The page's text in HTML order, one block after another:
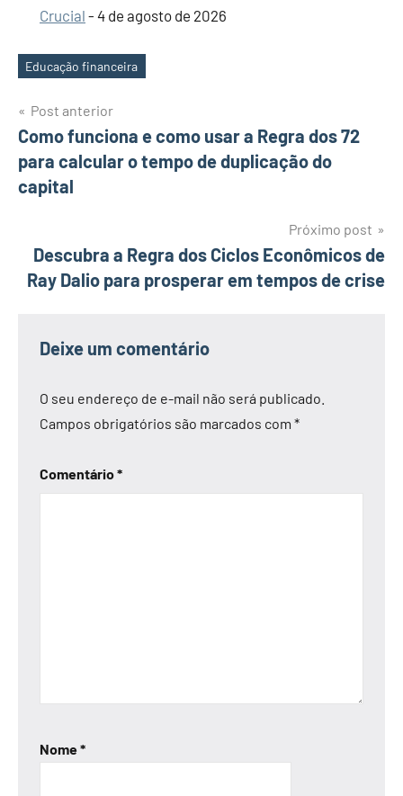
Crucial - 4 de agosto de 2026
Tags
Educação financeira
Navegação
de
Post
Post anterior
Como funciona e como usar a Regra dos 72
para calcular o tempo de duplicação do
capital
Próximo post
Descubra a Regra dos Ciclos Econômicos de
Ray Dalio para prosperar em tempos de crise
Deixe um comentário
O seu endereço de e-mail não será publicado.
Campos obrigatórios são marcados com *
Comentário*
Nome*